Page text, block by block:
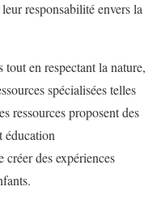
responsabilité envers la
en respectant la nature,
spécialisées telles
ressources proposent des
éducation
des expériences